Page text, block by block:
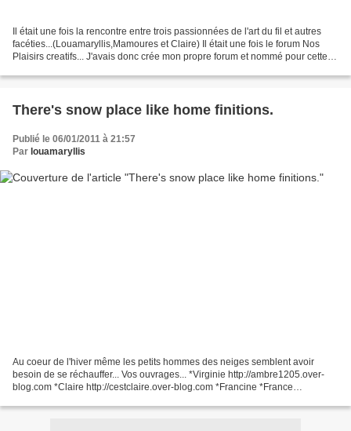
Il était une fois la rencontre entre trois passionnées de l'art du fil et autres
facéties...(Louamaryllis,Mamoures et Claire) Il était une fois le forum Nos
Plaisirs creatifs... J'avais donc crée mon propre forum et nommé pour cette
There's snow place like home finitions.
Publié le 06/01/2011 à 21:57
Par louamaryllis
Au coeur de l'hiver même les petits hommes des neiges semblent avoir
besoin de se réchauffer... Vos ouvrages... *Virginie http://ambre1205.over-
blog.com *Claire http://cestclaire.over-blog.com *Francine *France